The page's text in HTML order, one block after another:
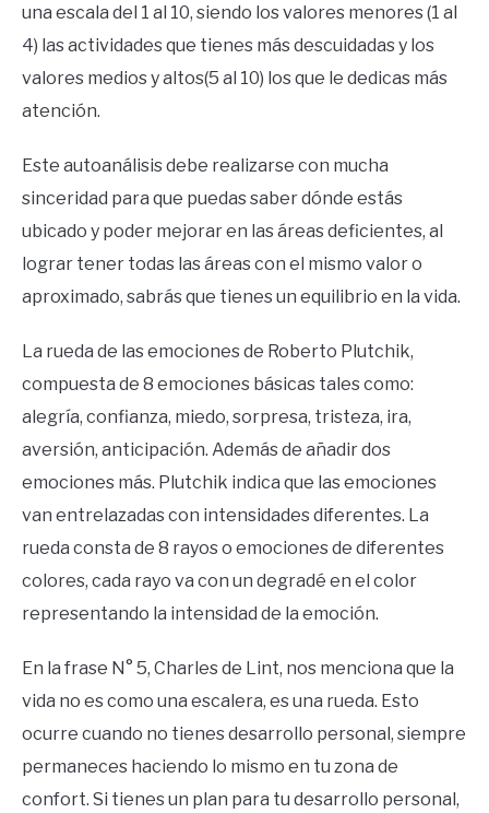
una escala del 1 al 10, siendo los valores menores (1 al
4) las actividades que tienes más descuidadas y los
valores medios y altos(5 al 10) los que le dedicas más
atención.
Este autoanálisis debe realizarse con mucha
sinceridad para que puedas saber dónde estás
ubicado y poder mejorar en las áreas deficientes, al
lograr tener todas las áreas con el mismo valor o
aproximado, sabrás que tienes un equilibrio en la vida.
La rueda de las emociones de Roberto Plutchik,
compuesta de 8 emociones básicas tales como:
alegría, confianza, miedo, sorpresa, tristeza, ira,
aversión, anticipación. Además de añadir dos
emociones más. Plutchik indica que las emociones
van entrelazadas con intensidades diferentes. La
rueda consta de 8 rayos o emociones de diferentes
colores, cada rayo va con un degradé en el color
representando la intensidad de la emoción.
En la frase N° 5, Charles de Lint, nos menciona que la
vida no es como una escalera, es una rueda. Esto
ocurre cuando no tienes desarrollo personal, siempre
permaneces haciendo lo mismo en tu zona de
confort. Si tienes un plan para tu desarrollo personal,